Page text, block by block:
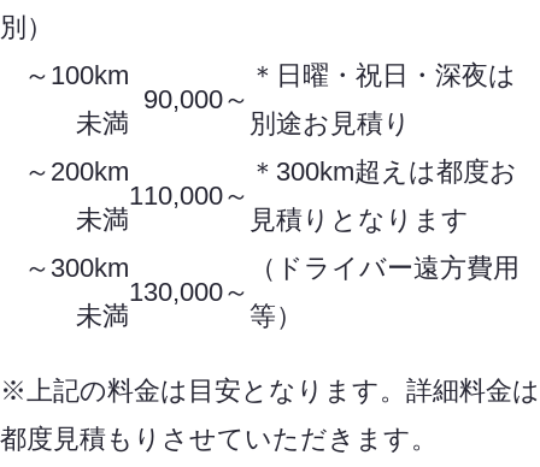
別）
～100km
未満
90,000～
＊日曜・祝日・深夜は
別途お見積り
＊300km超えは都度お
見積りとなります
（ドライバー遠方費用
等）
～200km
未満
110,000～
～300km
未満
130,000～
※上記の料金は目安となります。詳細料金は
都度見積もりさせていただきます。